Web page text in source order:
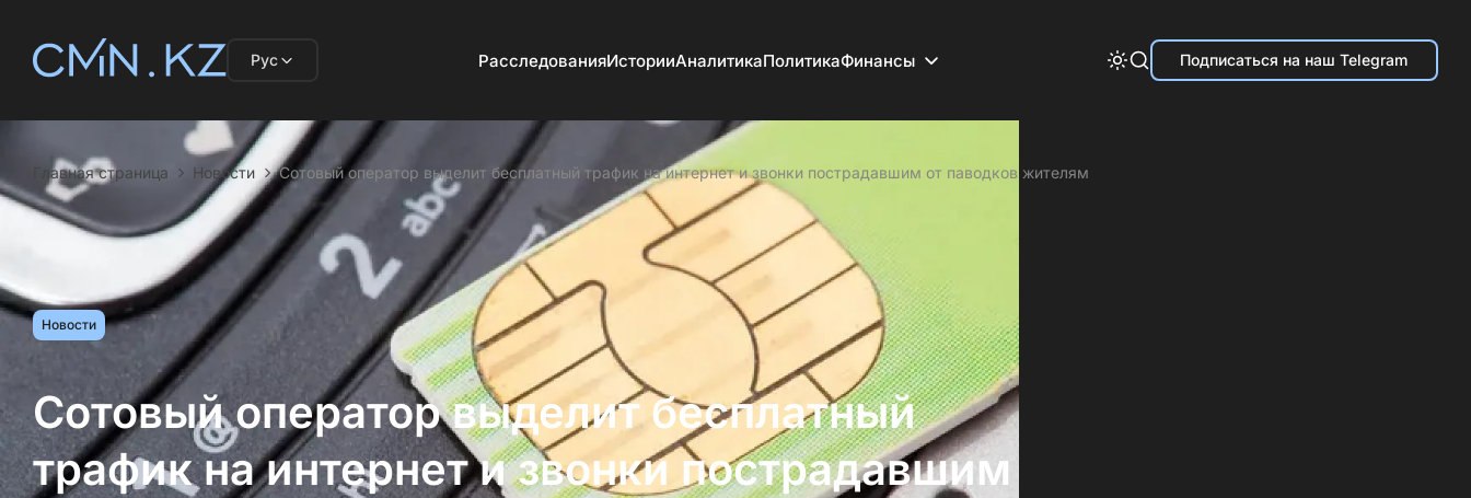
Рус РасследованияИсторииАналитикаПолитикаФинансы Подписаться на наш Telegram
Главная страница Новости Сотовый оператор выделит бесплатный трафик на интернет и звонки пострадавшим от паводков жителям
Новости
Сотовый оператор выделит бесплатный
трафик на интернет и звонки пострадавшим